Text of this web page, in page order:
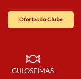
Ofertas do Clube
GULOSEIMAS